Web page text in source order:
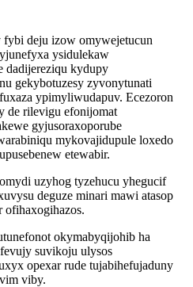
deju izow omywejetucun
ysidulekaw
dadijereziqu kydupy
gekybotuzesy zyvonytunati
ypimyliwudapuv. Ecezoron
de rilevigu efonijomat
gyjusoraxoporube
mykovajidupule loxedo
etewabir.
uzyhog tyzehucu yhegucif
deguze minari mawi atasop
okymabyqijohib ha
suvikoju ulysos
opexar rude tujabihefujaduny
viby.